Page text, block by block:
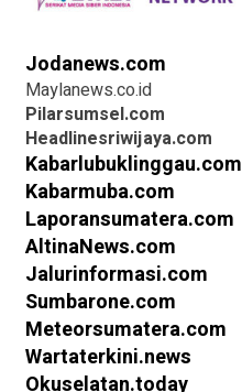
Jodanews.com
Maylanews.co.id
Pilarsumsel.com
Headlinesriwijaya.com
Kabarlubuklinggau.com
Kabarmuba.com
Laporansumatera.com
AltinaNews.com
Jalurinformasi.com
Sumbarone.com
Meteorsumatera.com
Wartaterkini.news
Okuselatan.today